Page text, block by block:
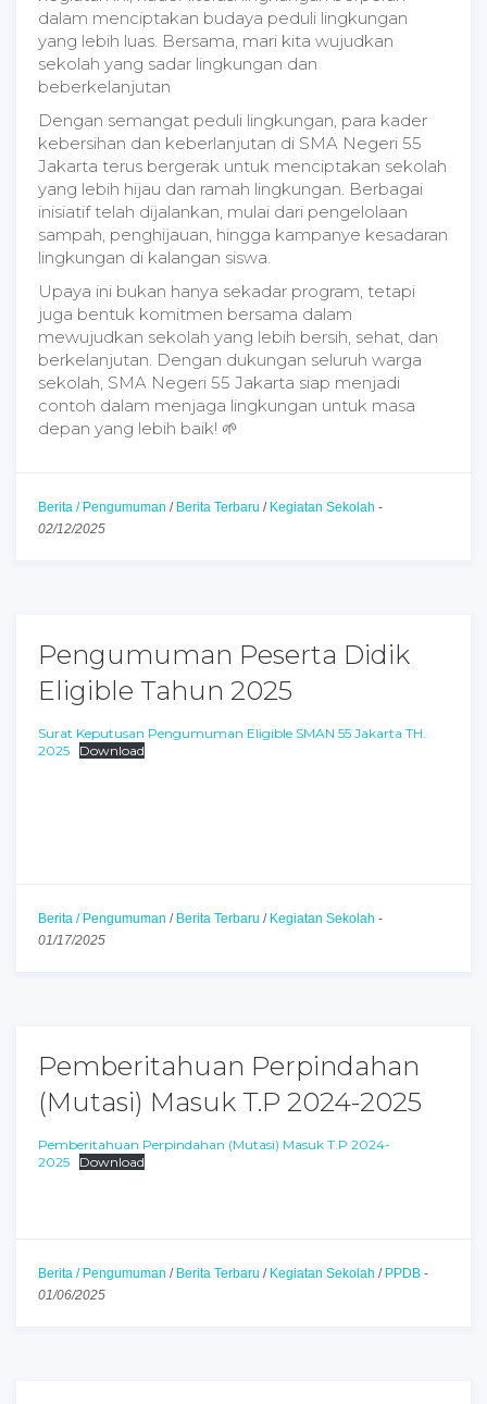
dalam menciptakan budaya peduli lingkungan
yang lebih luas. Bersama, mari kita wujudkan
sekolah yang sadar lingkungan dan
beberkelanjutan
Dengan semangat peduli lingkungan, para kader
kebersihan dan keberlanjutan di SMA Negeri 55
Jakarta terus bergerak untuk menciptakan sekolah
yang lebih hijau dan ramah lingkungan. Berbagai
inisiatif telah dijalankan, mulai dari pengelolaan
sampah, penghijauan, hingga kampanye kesadaran
lingkungan di kalangan siswa.
Upaya ini bukan hanya sekadar program, tetapi
juga bentuk komitmen bersama dalam
mewujudkan sekolah yang lebih bersih, sehat, dan
berkelanjutan. Dengan dukungan seluruh warga
sekolah, SMA Negeri 55 Jakarta siap menjadi
contoh dalam menjaga lingkungan untuk masa
depan yang lebih baik! 🌱
Berita / Pengumuman / Berita Terbaru / Kegiatan Sekolah -
02/12/2025
Pengumuman Peserta Didik
Eligible Tahun 2025
Surat Keputusan Pengumuman Eligible SMAN 55 Jakarta TH.
2025
Download
Berita / Pengumuman / Berita Terbaru / Kegiatan Sekolah -
01/17/2025
Pemberitahuan Perpindahan
(Mutasi) Masuk T.P 2024-2025
Pemberitahuan Perpindahan (Mutasi) Masuk T.P 2024-
2025
Download
Berita / Pengumuman / Berita Terbaru / Kegiatan Sekolah / PPDB -
01/06/2025